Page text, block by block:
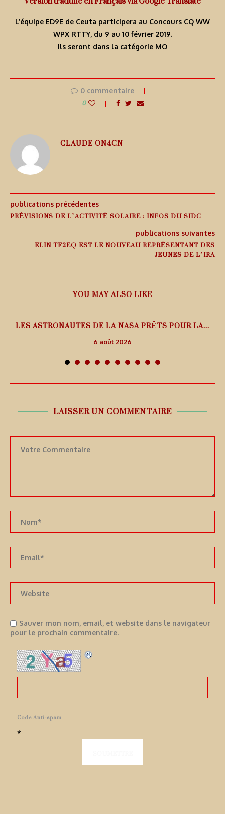
L’équipe ED9E de Ceuta participera au Concours CQ WW
WPX RTTY, du 9 au 10 février 2019.
Ils seront dans la catégorie MO
0 commentaire
0
CLAUDE ON4CN
publications précédentes
PRÉVISIONS DE L’ACTIVITÉ SOLAIRE : INFOS DU SIDC
publications suivantes
ELIN TF2EQ EST LE NOUVEAU REPRÉSENTANT DES
JEUNES DE L’IRA
YOU MAY ALSO LIKE
LES ASTRONAUTES DE LA NASA PRÊTS POUR LA...
6 août 2026
LAISSER UN COMMENTAIRE
Sauver mon nom, email, et website dans le navigateur
pour le prochain commentaire.
Code Anti-spam
*